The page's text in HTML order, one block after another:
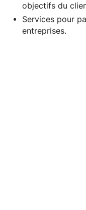
objectifs du
Services pour
entreprises.